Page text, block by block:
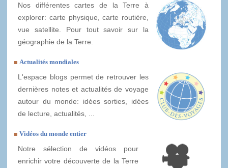
Nos différentes cartes de la Terre à
explorer: carte physique, carte routière,
vue satellite. Pour tout savoir sur la
géographie de la Terre.
Actualités mondiales
L'espace blogs permet de retrouver les
dernières notes et actualités de voyage
autour du monde: idées sorties, idées
de lecture, actualités, ...
Vidéos du monde entier
Notre sélection de vidéos pour
enrichir votre découverte de la Terre